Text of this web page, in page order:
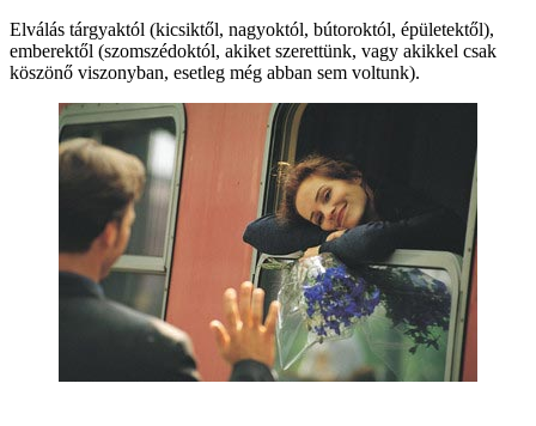
Elválás tárgyaktól (kicsiktől, nagyoktól, bútoroktól, épületektől),
emberektől (szomszédoktól, akiket szerettünk, vagy akikkel csak
köszönő viszonyban, esetleg még abban sem voltunk).